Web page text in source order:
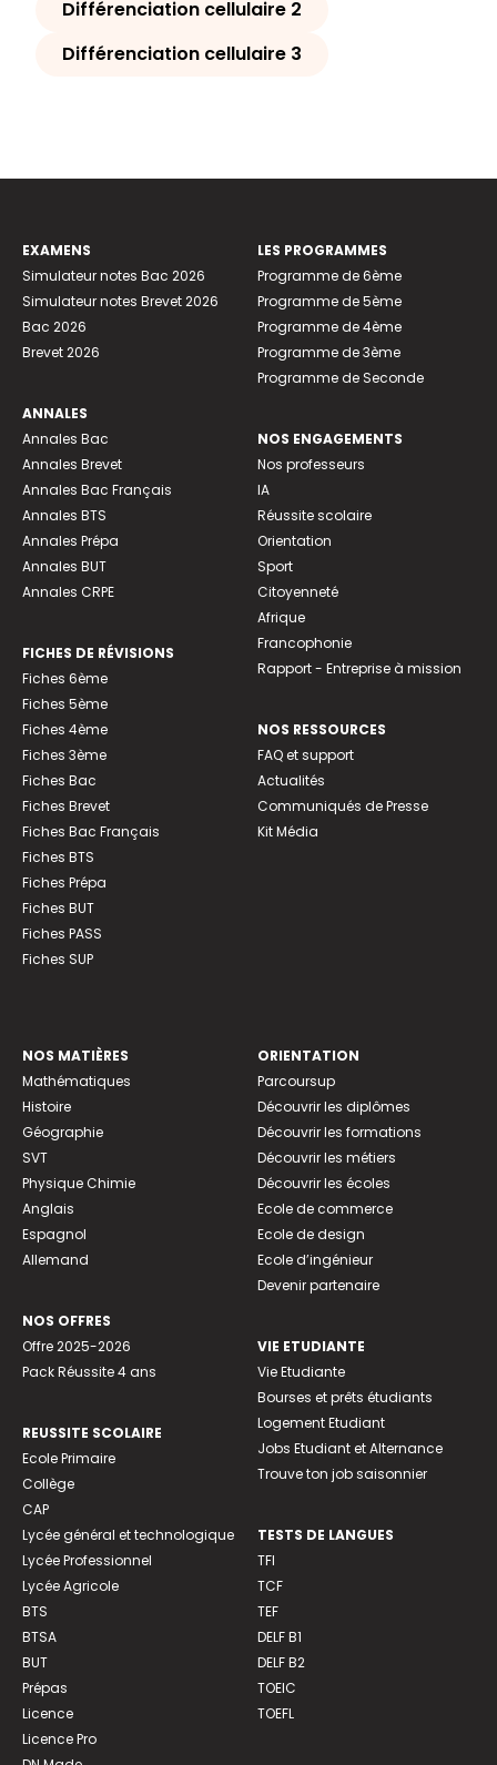
Différenciation cellulaire 2
Différenciation cellulaire 3
EXAMENS
Simulateur notes Bac 2026
Simulateur notes Brevet 2026
Bac 2026
Brevet 2026
ANNALES
Annales Bac
Annales Brevet
Annales Bac Français
Annales BTS
Annales Prépa
Annales BUT
Annales CRPE
FICHES DE RÉVISIONS
Fiches 6ème
Fiches 5ème
Fiches 4ème
Fiches 3ème
Fiches Bac
Fiches Brevet
Fiches Bac Français
Fiches BTS
Fiches Prépa
Fiches BUT
Fiches PASS
Fiches SUP
LES PROGRAMMES
Programme de 6ème
Programme de 5ème
Programme de 4ème
Programme de 3ème
Programme de Seconde
NOS ENGAGEMENTS
Nos professeurs
IA
Réussite scolaire
Orientation
Sport
Citoyenneté
Afrique
Francophonie
Rapport - Entreprise à mission
NOS RESSOURCES
FAQ et support
Actualités
Communiqués de Presse
Kit Média
NOS MATIÈRES
Mathématiques
Histoire
Géographie
SVT
Physique Chimie
Anglais
Espagnol
Allemand
NOS OFFRES
Offre 2025-2026
Pack Réussite 4 ans
REUSSITE SCOLAIRE
Ecole Primaire
Collège
CAP
Lycée général et technologique
Lycée Professionnel
Lycée Agricole
BTS
BTSA
BUT
Prépas
Licence
Licence Pro
ORIENTATION
Parcoursup
Découvrir les diplômes
Découvrir les formations
Découvrir les métiers
Découvrir les écoles
Ecole de commerce
Ecole de design
Ecole d’ingénieur
Devenir partenaire
VIE ETUDIANTE
Vie Etudiante
Bourses et prêts étudiants
Logement Etudiant
Jobs Etudiant et Alternance
Trouve ton job saisonnier
TESTS DE LANGUES
TFI
TCF
TEF
DELF B1
DELF B2
TOEIC
TOEFL